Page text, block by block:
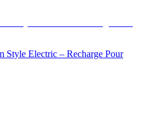
Style Electric – Recharge Pour